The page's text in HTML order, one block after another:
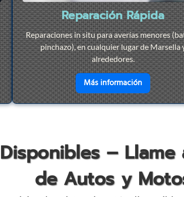
Remolque 24/7
Reparación Rápida
Reparaciones in situ para averías menores
pinchazo), en cualquier lugar de Marsella
alrededores.
Más informaciónen savoir
–
de Autos y